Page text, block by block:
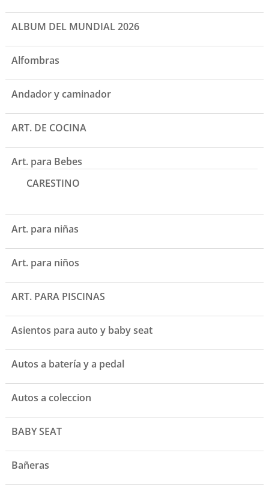
ALBUM DEL MUNDIAL 2026
Alfombras
Andador y caminador
ART. DE COCINA
Art. para Bebes
CARESTINO
Art. para niñas
Art. para niños
ART. PARA PISCINAS
Asientos para auto y baby seat
Autos a batería y a pedal
Autos a coleccion
BABY SEAT
Bañeras